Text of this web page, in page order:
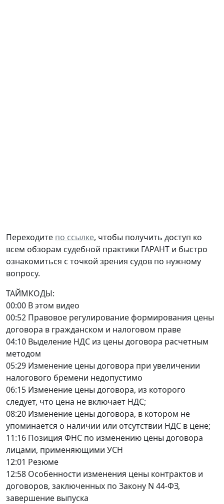
Переходите по ссылке, чтобы получить доступ ко
всем обзорам судебной практики ГАРАНТ и быстро
ознакомиться с точкой зрения судов по нужному
вопросу.
ТАЙМКОДЫ:
00:00 В этом видео
00:52 Правовое регулирование формирования цены
договора в гражданском и налоговом праве
04:10 Выделение НДС из цены договора расчетным
методом
05:29 Изменение цены договора при увеличении
налогового бремени недопустимо
06:15 Изменение цены договора, из которого
следует, что цена не включает НДС;
08:20 Изменение цены договора, в котором не
упоминается о наличии или отсутствии НДС в цене;
11:16 Позиция ФНС по изменению цены договора
лицами, применяющими УСН
12:01 Резюме
12:58 Особенности изменения цены контрактов и
договоров, заключенных по Закону N 44-ФЗ,
завершение выпуска